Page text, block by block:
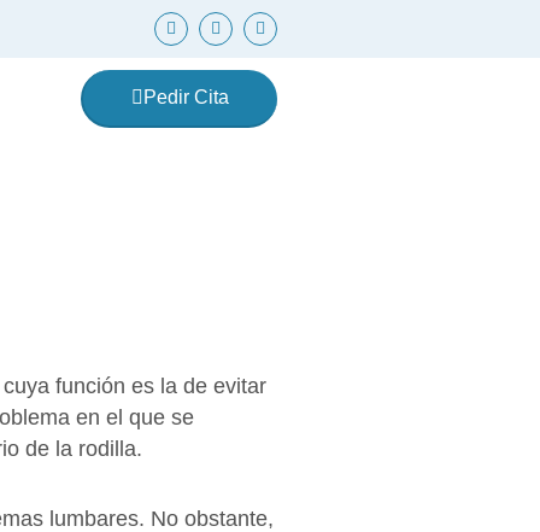
F
a
c
e
b
o
Y
o
u
t
u
b
I
n
s
t
r
Pedir Cita
función es la de evitar
en el que se
de la rodilla.
lumbares. No obstante,